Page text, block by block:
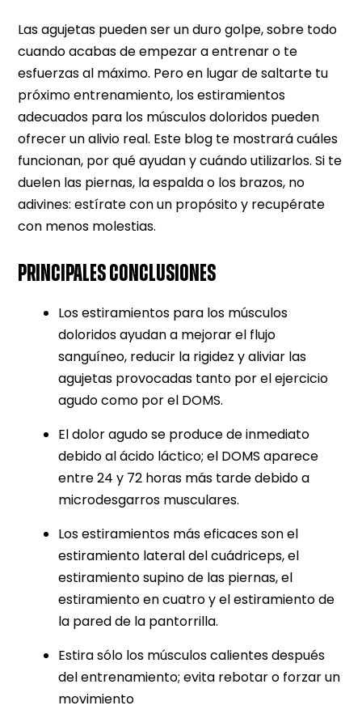
Las agujetas pueden ser un duro golpe, sobre todo
cuando acabas de empezar a entrenar o te
esfuerzas al máximo. Pero en lugar de saltarte tu
próximo entrenamiento, los estiramientos
adecuados para los músculos doloridos pueden
ofrecer un alivio real. Este blog te mostrará cuáles
funcionan, por qué ayudan y cuándo utilizarlos. Si te
duelen las piernas, la espalda o los brazos, no
adivines: estírate con un propósito y recupérate
con menos molestias.
PRINCIPALES CONCLUSIONES
Los estiramientos para los músculos
doloridos ayudan a mejorar el flujo
sanguíneo, reducir la rigidez y aliviar las
agujetas provocadas tanto por el ejercicio
agudo como por el DOMS.
El dolor agudo se produce de inmediato
debido al ácido láctico; el DOMS aparece
entre 24 y 72 horas más tarde debido a
microdesgarros musculares.
Los estiramientos más eficaces son el
estiramiento lateral del cuádriceps, el
estiramiento supino de las piernas, el
estiramiento en cuatro y el estiramiento de
la pared de la pantorrilla.
Estira sólo los músculos calientes después
del entrenamiento; evita rebotar o forzar un
movimiento